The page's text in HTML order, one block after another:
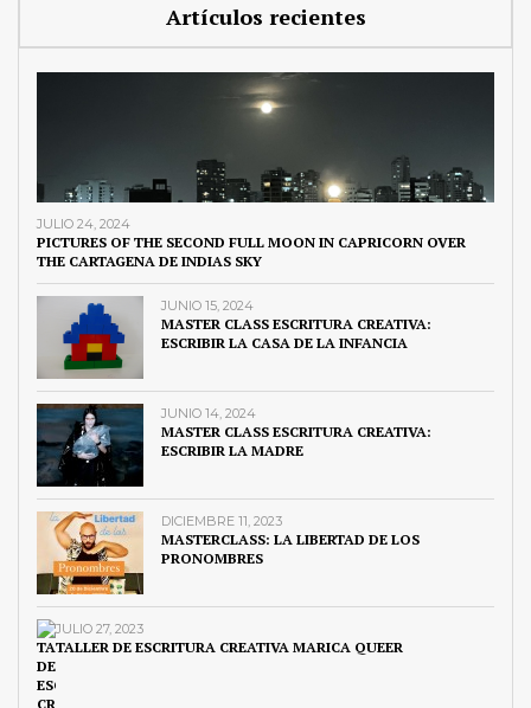
Artículos recientes
JULIO 24, 2024
PICTURES OF THE SECOND FULL MOON IN CAPRICORN OVER
THE CARTAGENA DE INDIAS SKY
JUNIO 15, 2024
MASTER CLASS ESCRITURA CREATIVA:
ESCRIBIR LA CASA DE LA INFANCIA
JUNIO 14, 2024
MASTER CLASS ESCRITURA CREATIVA:
ESCRIBIR LA MADRE
DICIEMBRE 11, 2023
MASTERCLASS: LA LIBERTAD DE LOS
PRONOMBRES
JULIO 27, 2023
TALLER DE ESCRITURA CREATIVA MARICA QUEER